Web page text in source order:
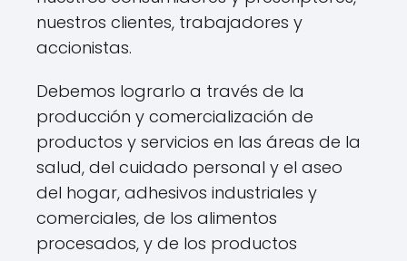
nuestros clientes, trabajadores y
accionistas.
Debemos lograrlo a través de la
producción y comercialización de
productos y servicios en las áreas de la
salud, del cuidado personal y el aseo
del hogar, adhesivos industriales y
comerciales, de los alimentos
procesados, y de los productos